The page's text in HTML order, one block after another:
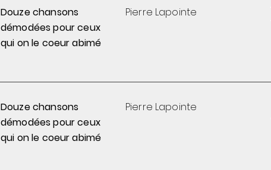
Douze chansons
démodées pourceux
qui on le coeur abimé
Pierre Lapointe
Douze chansons
démodées pourceux
qui on le coeur abimé
Pierre Lapointe